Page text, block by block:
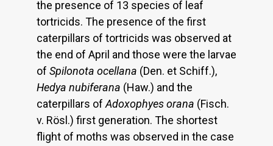
the presence of 13 species of leaf
tortricids. The presence of the first
caterpillars of tortricids was observed at
the end of April and those were the larvae
of Spilonota ocellana (Den. et Schiff.),
Hedya nubiferana (Haw.) and the
caterpillars ofAdoxophyes orana (Fisch.
v. Rösl.) first generation. The shortest
flight of moths was observed in the case